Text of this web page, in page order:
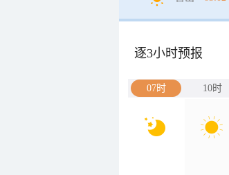
逐3小时预报
07时 10时